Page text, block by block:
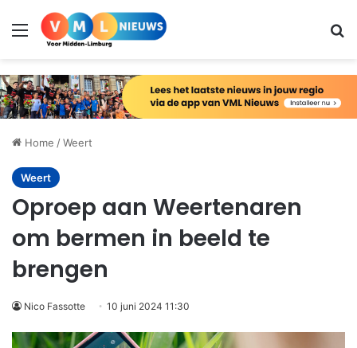
Menu
Home /Weert
Weert
Oproep aan Weertenaren
om bermen in beeld te
brengen
Nico Fassotte 10 juni 2024 11:30